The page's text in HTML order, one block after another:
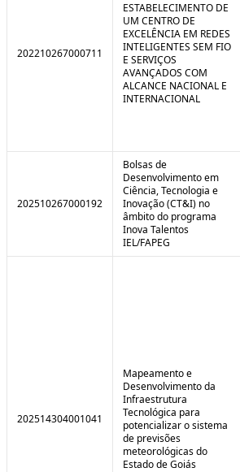
202210267000711
ESTABELECIMENTO DE
UM CENTRO DE
EXCELÊNCIA EM REDES
INTELIGENTES SEM FIO
E SERVIÇOS
AVANÇADOS COM
ALCANCE NACIONAL E
INTERNACIONAL
202510267000192
Bolsas de
Desenvolvimento em
Ciência, Tecnologia e
Inovação (CT&I) no
âmbito do programa
Inova Talentos
IEL/FAPEG
202514304001041
Mapeamento e
Desenvolvimento da
Infraestrutura
Tecnológica para
potencializar o sistema
de previsões
meteorológicas do
Estado de Goiás